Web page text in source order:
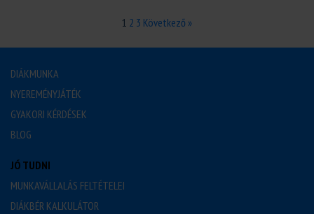
1 2 3 Következő »
DIÁKMUNKA
NYEREMÉNYJÁTÉK
GYAKORI KÉRDÉSEK
BLOG
JÓ TUDNI
MUNKAVÁLLALÁS FELTÉTELEI
DIÁKBÉR KALKULÁTOR